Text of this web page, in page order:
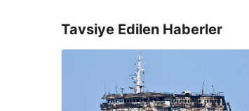
Tavsiye Edilen Haberler